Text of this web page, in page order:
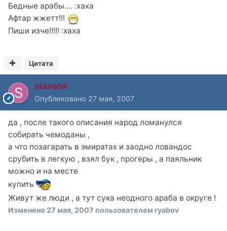
Бедные арабы.... :xaxa
Афтар жжетт!!!
Пиши изче!!!!! :xaxa
Цитата
slavatri
Опубликовано 27 мая, 2007
да , после такого описания народ ломанулся
собирать чемоданы ,
а что позагарать в эмиратах и заодно ловандос
срубить в легкую , взял бук , прогеры , а паяльник
можно и на месте
купить
Живут же люди , а тут сука неодного араба в округе !
Изменено 27 мая, 2007 пользователем ryabov